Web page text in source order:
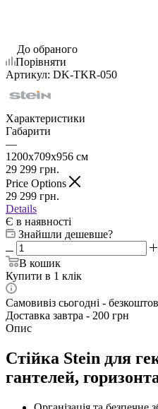
До обраного
Порівняти
Артикул: DK-TKR-050
Характеристики
Габарити
—
1200х709х956 см
29 299 грн.
Price Options
29 299 грн.
Details
Є в наявності
Знайшли дешевше?
В кошик
Купити в 1 клік
Самовивіз сьогодні -
Доставка завтра - 200 грн
Опис
Стійка Stein для
гантелей,